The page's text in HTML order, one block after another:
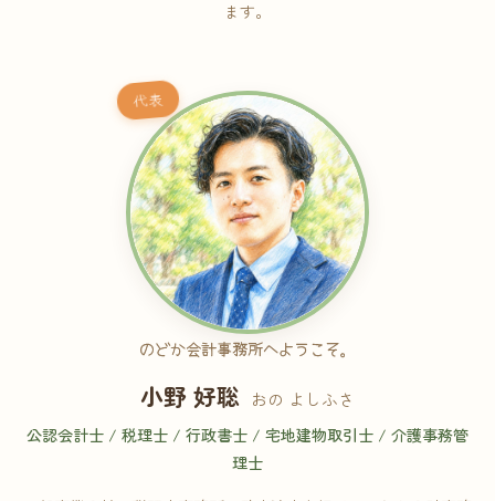
ます。
代表
のどか会計事務所へようこそ。
小野 好聡 おの よしふさ
公認会計士 / 税理士 / 行政書士 / 宅地建物取引士 / 介護事務管
理士